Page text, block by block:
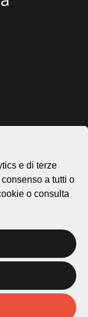
e di terze
a tutti o
o consulta